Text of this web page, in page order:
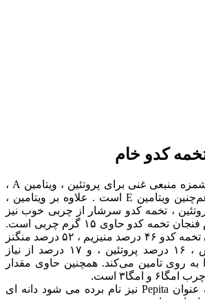
کدو خام
این خوراکی خوشمزه منبعی غنی برای پروتئین ، ویتامین A ،
ویتامین C ، و هم‌چنین ویتامین E است . علاوه بر ویتامین ،
، تخمه کدو سرشار از چربی خوب نیز
هست. یک‌چهارم فنجان تخمه کدو حاوی ۱۵ گرم چربی است.
یک ‌ششم فنجان تخمه کدو ۴۶ درصد منیزیم ، ۵۲ درصد منگنز
، ۲۴ درصد مس ، ۱۶ درصد پروتئین ، و ۱۷ درصد از نیاز
به روی تامین می‌کند. همچنین حاوی مقدار
و امگا۳ است.
که به عنوان Pepita نیز نام برده می شود دانه ای